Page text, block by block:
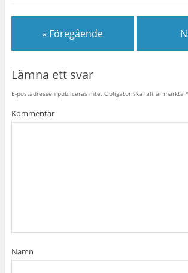
« Föregående
Lämna ett svar
E-postadressen publiceras inte. Obligatoriska fält är märkta *
Kommentar
Namn